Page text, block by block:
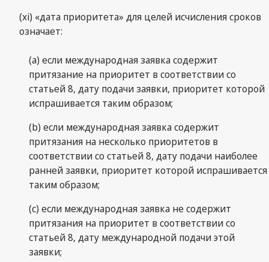
(xi) «дата приоритета» для целей исчисления сроков
означает:
(а) если международная заявка содержит
притязание на приоритет в соответствии со
статьей 8, дату подачи заявки, приоритет которой
испрашивается таким образом;
(b) если международная заявка содержит
притязания на несколько приоритетов в
соответствии со статьей 8, дату подачи наиболее
ранней заявки, приоритет которой испрашивается
таким образом;
(c) если международная заявка не содержит
притязания на приоритет в соответствии со
статьей 8, дату международной подачи этой
заявки;